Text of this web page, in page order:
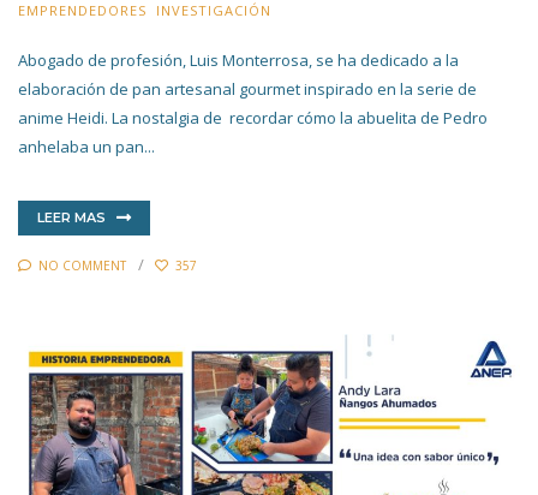
EMPRENDEDORES INVESTIGACIÓN
Abogado de profesión, Luis Monterrosa, se ha dedicado a la
elaboración de pan artesanal gourmet inspirado en la serie de
anime Heidi. La nostalgia de recordar cómo la abuelita de Pedro
anhelaba un pan...
LEER MAS
NO COMMENT 357